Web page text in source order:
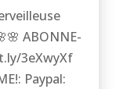
ABONNE-
3eXwyXf
Paypal: